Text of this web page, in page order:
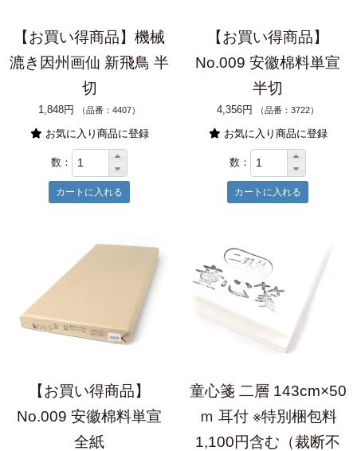
【お買い得商品】機械
漉き因州画仙 新飛鳥 半
切
1,848円 （品番：4407）
お気に入り商品に登録
数：
【お買い得商品】
No.009 安徽棉料単宣
半切
4,356円 （品番：3722）
お気に入り商品に登録
数：
【お買い得商品】
No.009 安徽棉料単宣
全紙
童心箋 二層 143cm×50
ｍ 耳付 ※特別梱包料
1,100円含む（裁断不